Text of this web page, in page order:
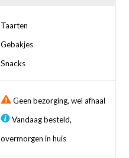
Taarten
Gebakjes
Snacks
Geen bezorging, wel afhaal
Vandaag besteld,
overmorgen in huis